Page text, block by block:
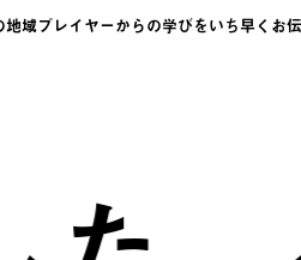
域プレイヤーからの学びをいち早くお